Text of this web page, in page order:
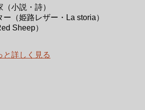
（小説・詩）
ー（姫路レザー・La storia）
Sheep）
と詳しく見る